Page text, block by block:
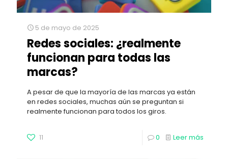
5 de mayo de 2025
Redes sociales: ¿realmente
funcionan para todas las
marcas?
A pesar de que la mayoría de las marcas ya están
en redes sociales, muchas aún se preguntan si
realmente funcionan para todos los giros.
11 0 Leer más